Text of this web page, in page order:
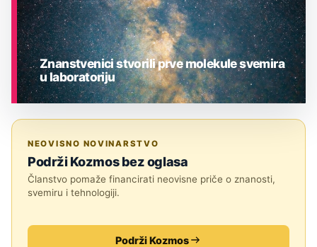
Znanstvenici stvorili prve molekule svemira
u laboratoriju
NEOVISNO NOVINARSTVO
Podrži Kozmos bez oglasa
Članstvo pomaže financirati neovisne priče o znanosti,
svemiru i tehnologiji.
Podrži Kozmos